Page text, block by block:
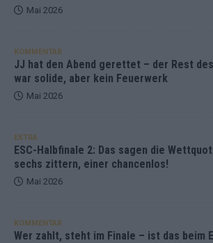
Mai 2026
KOMMENTAR
JJ hat den Abend gerettet – der Rest
war solide, aber kein Feuerwerk
Mai 2026
EXTRA
ESC-Halbfinale 2: Das sagen die
sechs zittern, einer chancenlos!
Mai 2026
KOMMENTAR
Wer zahlt, steht im Finale – ist das beim